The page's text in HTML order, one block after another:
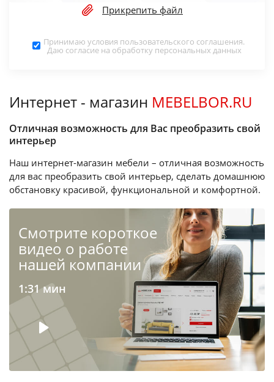
Прикрепить файл
Принимаю условия пользовательского соглашения.
Даю согласие на обработку персональных данных
Интернет - магазин MEBELBOR.RU
Отличная возможность для Вас преобразить свой
интерьер
Наш интернет-магазин мебели – отличная возможность
для вас преобразить свой интерьер, сделать домашнюю
обстановку красивой, функциональной и комфортной.
Cмотрите короткое
видео о работе
нашей компании
1:31 мин